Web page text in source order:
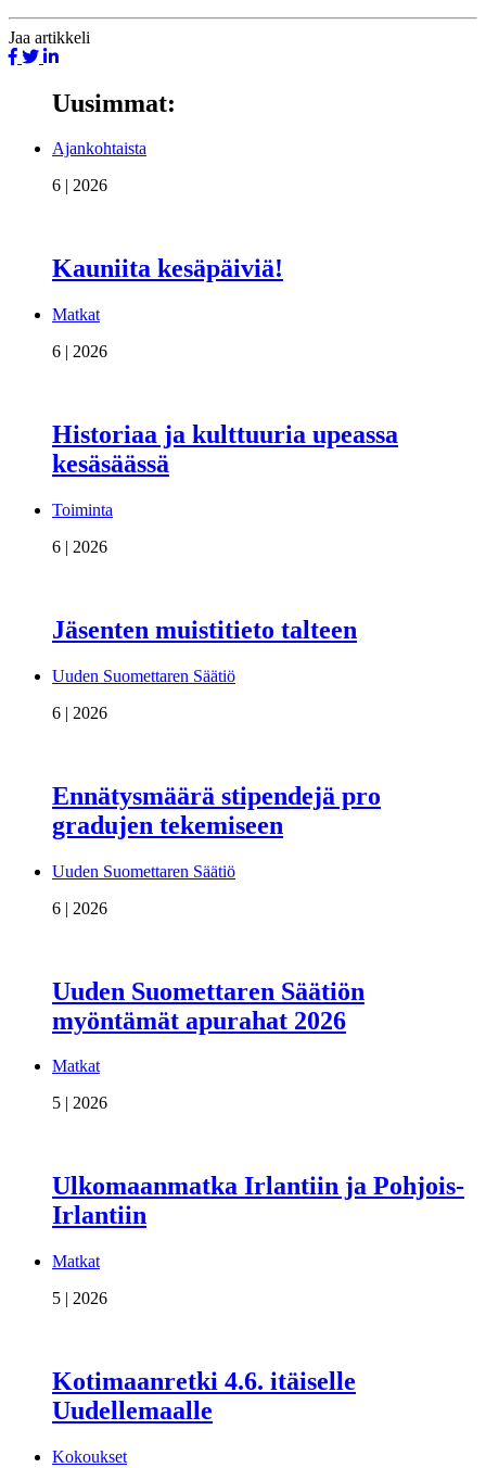
Jaa artikkeli
Uusimmat:
Ajankohtaista
6 | 2026
Kauniita kesäpäiviä!
Matkat
6 | 2026
Historiaa ja kulttuuria upeassa
kesäsäässä
Toiminta
6 | 2026
Jäsenten muistitieto talteen
Uuden Suomettaren Säätiö
6 | 2026
Ennätysmäärä stipendejä pro
gradujen tekemiseen
Uuden Suomettaren Säätiö
6 | 2026
Uuden Suomettaren Säätiön
myöntämät apurahat 2026
Matkat
5 | 2026
Ulkomaanmatka Irlantiin ja Pohjois-
Irlantiin
Matkat
5 | 2026
Kotimaanretki 4.6. itäiselle
Uudellemaalle
Kokoukset